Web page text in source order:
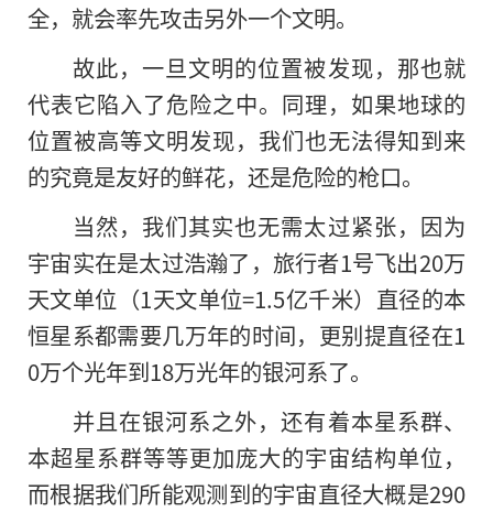
全，就会率先攻击另外一个文明。
故此，一旦文明的位置被发现，那也就
代表它陷入了危险之中。同理，如果地球的
位置被高等文明发现，我们也无法得知到来
的究竟是友好的鲜花，还是危险的枪口。
当然，我们其实也无需太过紧张，因为
宇宙实在是太过浩瀚了，旅行者1号飞出20万
天文单位（1天文单位=1.5亿千米）直径的本
恒星系都需要几万年的时间，更别提直径在1
0万个光年到18万光年的银河系了。
并且在银河系之外，还有着本星系群、
本超星系群等等更加庞大的宇宙结构单位，
而根据我们所能观测到的宇宙直径大概是290